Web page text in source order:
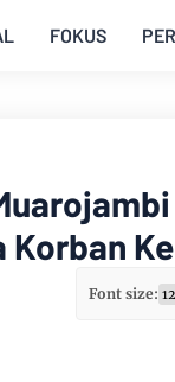
FOKUS
Korban
Font size: